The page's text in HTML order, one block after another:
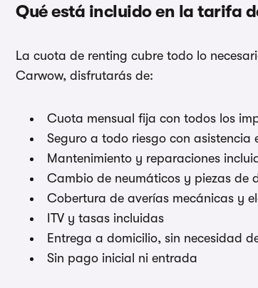
Qué está incluido en la tarifa
La cuota de renting cubre todo lo
Carwow, disfrutarás de:
Cuota mensual fija con todos los
Seguro a todo riesgo con asistencia
Mantenimiento y reparaciones
Cambio de neumáticos y piezas de
Cobertura de averías mecánicas y
ITV y tasas incluidas
Entrega a domicilio, sin necesidad
Sin pago inicial ni entrada